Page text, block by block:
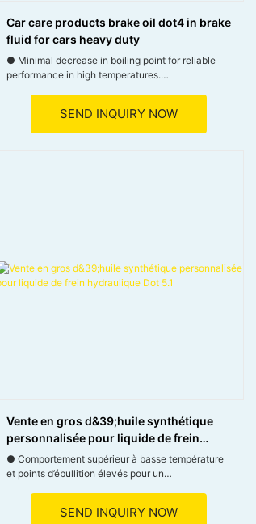
Car care products brake oil dot4 in brake
fluid for cars heavy duty
● Minimal decrease in boiling point for reliable
performance in high temperatures.
● Extends the lifespan of the brake system and its
components.
SEND INQUIRY NOW
Vente en gros d&39;huile synthétique
personnalisée pour liquide de frein
hydraulique Dot 5.1
● Comportement supérieur à basse température
et points d’ébullition élevés pour un
● Empêche la formation de bulles de vapeur pour
SEND INQUIRY NOW